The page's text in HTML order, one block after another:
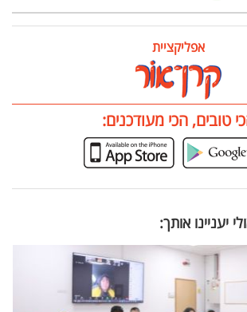
אפליקציית
טובים, הכי מעודכנים:
יעניינו אותך: